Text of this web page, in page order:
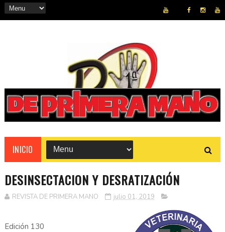
REVISTA
INICIO
DESINSECTACION Y DESRATIZACIÓN
REVISTA DE PRIMERA MANO julio 01, 2019
Edición 130